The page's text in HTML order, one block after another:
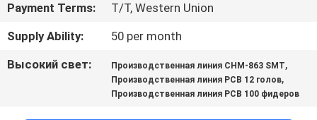
СВЯЖИТЕСЬ
С
НАМИ
Payment Terms:
T/T, Western Union
Supply Ability:
50 per month
Высокий свет:
Производственная линия CHM-863 SMT,
Производственная линия PCB 12 голов,
Производственная линия PCB 100 фидеров